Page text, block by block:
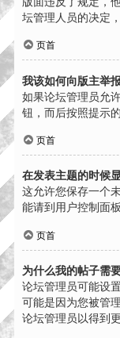
坛管理人员的决定
页首
我该如何向版主举
如果论坛管理员允
钮，而后按照提示
页首
在发表主题的时候
这允许您保存一个
能请到用户控制面板
页首
为什么我的帖子需
论坛管理员可能设
可能是因为您被管
论坛管理员以得到更